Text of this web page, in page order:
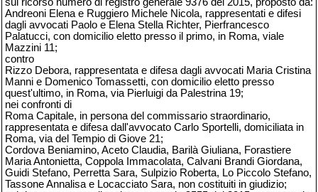
Andreoni Elena e Ruggiero Michele Nicola, rappresentati e difesi
dagli avvocati Paolo e Elena Stella Richter, Pierfrancesco
Palatucci, con domicilio eletto presso il primo, in Roma, viale
Mazzini 11;
contro
Rizzo Debora, rappresentata e difesa dagli avvocati Maria Cristina
Manni e Domenico Tomassetti, con domicilio eletto presso
quest'ultimo, in Roma, via Pierluigi da Palestrina 19;
nei confronti di
Roma Capitale, in persona del commissario straordinario,
rappresentata e difesa dall'avvocato Carlo Sportelli, domiciliata in
Roma, via del Tempio di Giove 21;
Cordova Beniamino, Aceto Claudia, Barilà Giuliana, Forastiere
Maria Antonietta, Coppola Immacolata, Calvani Brandi Giordana,
Guidi Stefano, Perretta Sara, Sulpizio Roberta, Lo Piccolo Stefano,
Tassone Annalisa e Locacciato Sara, non costituiti in giudizio;